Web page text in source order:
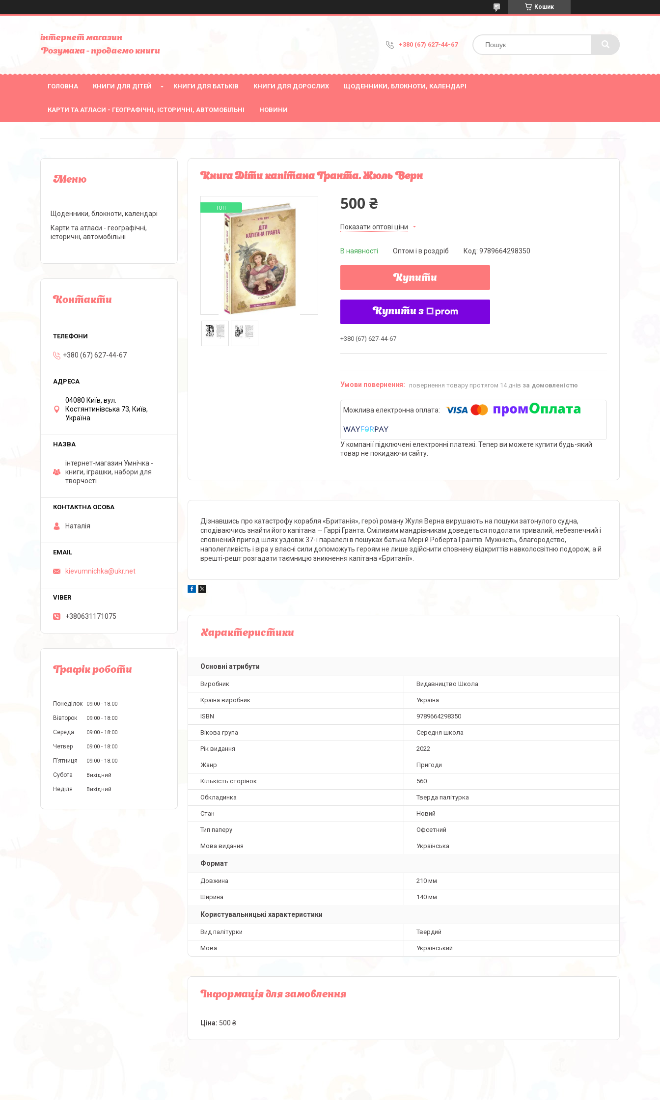
Кошик
інтернет магазин
Розумаха - продаємо книги
+380 (67) 627-44-67
ГОЛОВНА КНИГИ ДЛЯ ДІТЕЙ КНИГИ ДЛЯ БАТЬКІВ КНИГИ ДЛЯ ДОРОСЛИХ ЩОДЕННИКИ, БЛОКНОТИ, КАЛЕНДАРІ
КАРТИ ТА АТЛАСИ - ГЕОГРАФІЧНІ, ІСТОРИЧНІ, АВТОМОБІЛЬНІ НОВИНИ
Книга Діти капітана Гранта. Жюль Верн
ТОП 500 ₴
Показати оптові ціни
В наявності Оптом і в роздріб Код: 9789664298350
Купити
Купити з
+380 (67) 627-44-67
повернення товару протягом 14 днів за домовленістю
У компанії підключені електронні платежі. Тепер ви можете купити будь-який
товар не покидаючи сайту.
Дізнавшись про катастрофу корабля «Британія», герої роману Жуля Верна вирушають на пошуки затонулого судна,
сподіваючись знайти його капітана — Гаррі Гранта. Сміливим мандрівникам доведеться подолати тривалий, небезпечний і
сповнений пригод шлях уздовж 37-ї паралелі в пошуках батька Мері й Роберта Грантів. Мужність, благородство,
наполегливість і віра у власні сили допоможуть героям не лише здійснити сповнену відкриттів навколосвітню подорож, а й
врешті-решт розгадати таємницю зникнення капітана «Британії».
Характеристики
Основні атрибути
Виробник Видавництво Школа
Країна виробник Україна
ISBN 9789664298350
Вікова група Середня школа
Рік видання 2022
Жанр Пригоди
Кількість сторінок 560
Обкладинка Тверда палітурка
Стан Новий
Тип паперу Офсетний
Мова видання Українська
Формат
Довжина 210 мм
Ширина 140 мм
Користувальницькі характеристики
Вид палітурки Твердий
Мова Український
Інформація для замовлення
Ціна: 500 ₴
Щоденники, блокноти, календарі
Карти та атласи - географічні,
історичні, автомобільні
Контакти
+380 (67) 627-44-67
04080 Київ, вул.
Костянтинівська 73, Київ,
Україна
інтернет-магазин Умнічка -
книги, іграшки, набори для
творчості
Наталія
kievumnichka@ukr.net
+380631171075
Графік роботи
Понеділок 09:00 18:00
Вівторок 09:00 18:00
Середа 09:00 18:00
Четвер 09:00 18:00
Пʼятниця 09:00 18:00
Субота Вихідний
Неділя Вихідний